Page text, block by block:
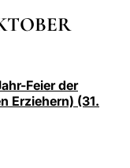
Feier der
Erziehern) (31.